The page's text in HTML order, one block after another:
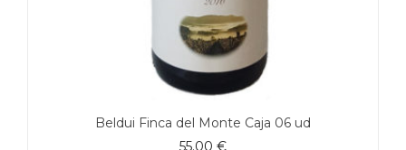
Beldui Finca del Monte Caja 06 ud
55.00 €